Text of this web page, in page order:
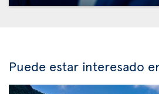
Puede estar interesado